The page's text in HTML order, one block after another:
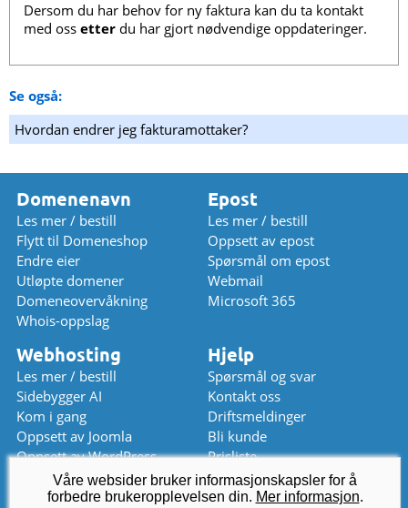
Dersom du har behov for ny faktura kan du ta kontakt
med oss etter du har gjort nødvendige oppdateringer.
Se også:
Hvordan endrer jeg fakturamottaker?
Domenenavn
Les mer / bestill
Flytt til Domeneshop
Endre eier
Utløpte domener
Domeneovervåkning
Whois-oppslag
Epost
Les mer / bestill
Oppsett av epost
Spørsmål om epost
Webmail
Microsoft 365
Webhosting
Les mer / bestill
Sidebygger AI
Kom i gang
Oppsett av Joomla
Oppsett av WordPress
Hjelp
Spørsmål og svar
Kontakt oss
Driftsmeldinger
Bli kunde
Prisliste
Chat (stengt) kundeservice@domeneshop.no
Våre websider bruker informasjonskapsler for å
forbedre brukeropplevelsen din. Mer informasjon.